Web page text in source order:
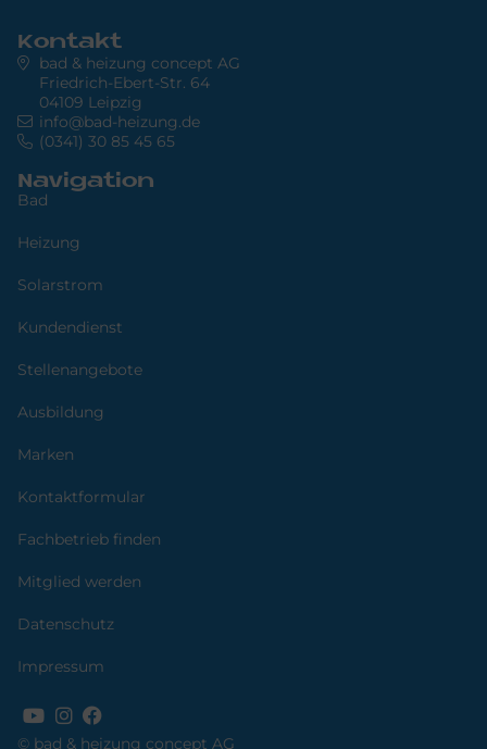
© bad & heizung concept AG
Kontakt
bad & heizung concept AG
Friedrich-Ebert-Str. 64
04109 Leipzig
info@bad-heizung.de
(0341) 30 85 45 65
Navigation
Bad
Heizung
Solarstrom
Kundendienst
Stellenangebote
Ausbildung
Marken
Kontaktformular
Fachbetrieb finden
Mitglied werden
Datenschutz
Impressum